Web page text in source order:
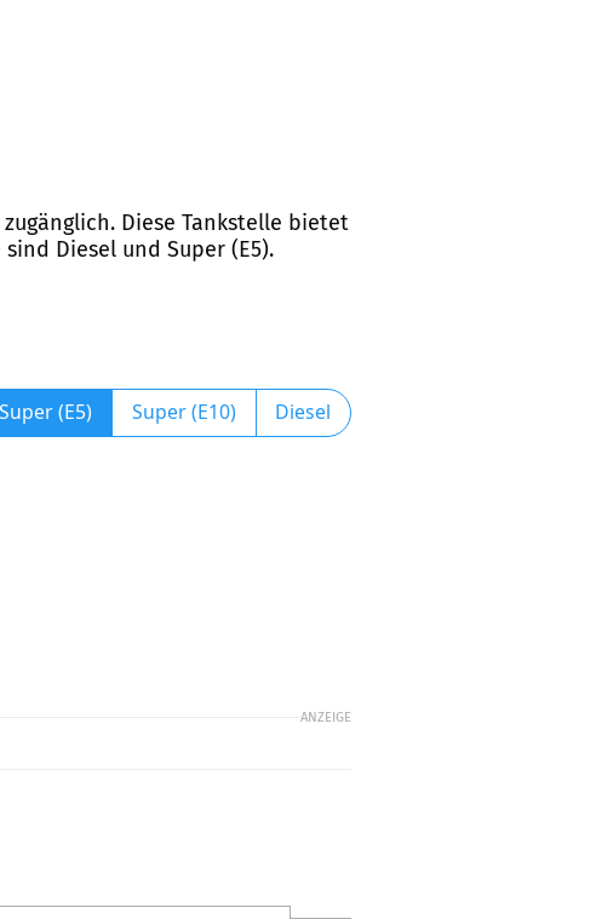
Diese Tankstelle bietet
Diesel und Super (E5).
Super (E5) Super (E10) Diesel
ANZEIGE